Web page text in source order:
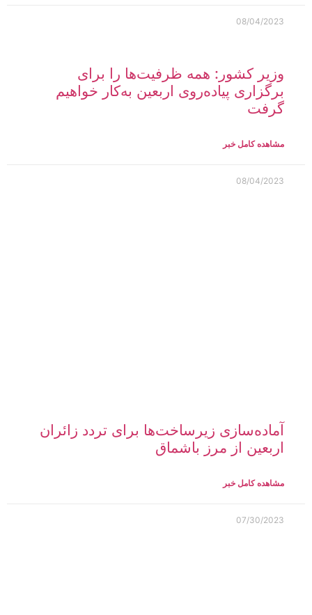
08/04/2023
وزیر کشور: همه ظرفیت‌ها را برای
برگزاری پیاده‌روی اربعین به‌کار خواهیم
گرفت
مشاهده کامل خبر
08/04/2023
آماده‌سازی زیرساخت‌‌ها برای تردد زائران
اربعین از مرز باشماق
مشاهده کامل خبر
07/30/2023